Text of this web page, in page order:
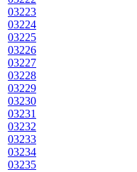
03223
03224
03225
03226
03227
03228
03229
03230
03231
03232
03233
03234
03235